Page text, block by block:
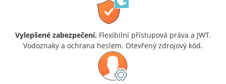
Vylepšené zabezpečení. Flexibilní přístupová práva a JWT.
Vodoznaky a ochrana heslem. Otevřený zdrojový kód.